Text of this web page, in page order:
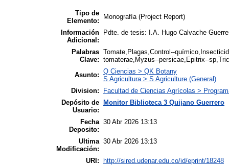
Tipo de
Elemento:
Monografía (Project Report)
Información
Adicional:
Pdte. de tesis: I.A. Hugo Calvache
Palabras
Clave:
Tomate,Plagas,Control--
tomaterae,Myzus--persicae,Epitrix--
Asunto: Q Ciencias > QK Botany
S Agricultura > S Agriculture (General)
Division:
Facultad de Ciencias Agrícolas >
Depósito de
Usuario:
Monitor Biblioteca 3 Quijano Guerrero
Fecha
Deposito:
30 Abr 2026 13:13
Ultima
Modificación:
30 Abr 2026 13:13
URI: http://sired.udenar.edu.co/id/eprint/18248